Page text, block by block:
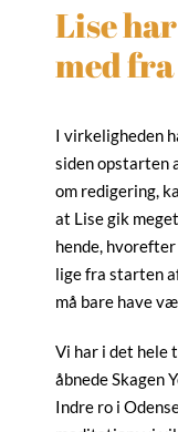
Lise
med
I virkeligheden
siden opstarten
om redigering,
at Lise gik
hende,
lige fra starten
må bare have
Vi har i det hele
åbnede Skagen
Indre ro i